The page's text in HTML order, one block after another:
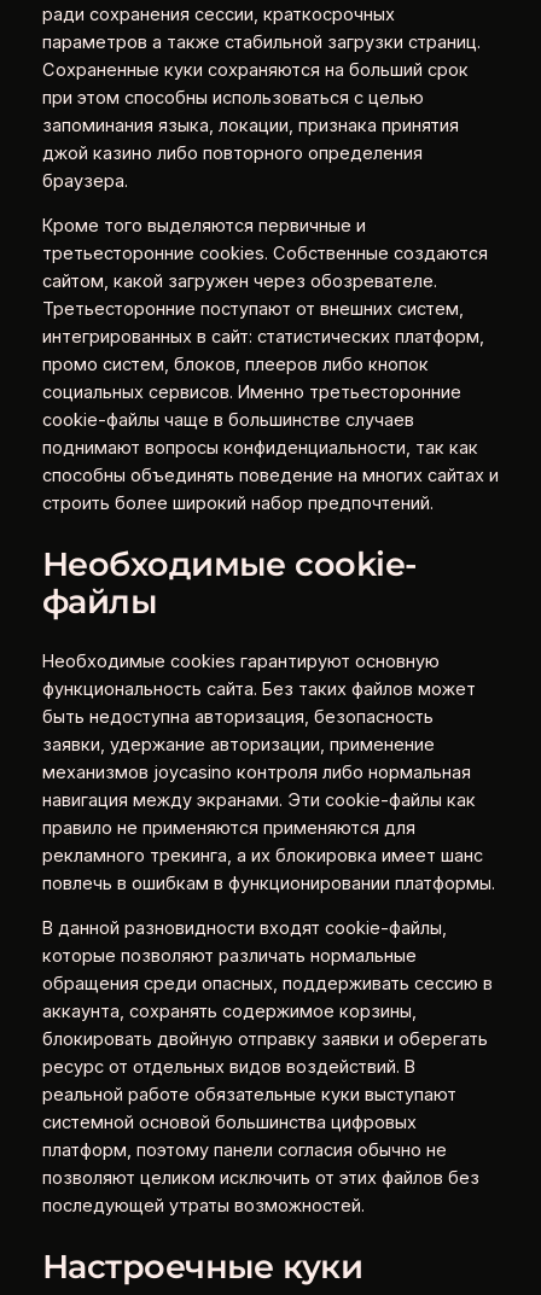
ради сохранения сессии, краткосрочных
параметров а также стабильной загрузки страниц.
Сохраненные куки сохраняются на больший срок
при этом способны использоваться с целью
запоминания языка, локации, признака принятия
джой казино либо повторного определения
браузера.
Кроме того выделяются первичные и
третьесторонние cookies. Собственные создаются
сайтом, какой загружен через обозревателе.
Третьесторонние поступают от внешних систем,
интегрированных в сайт: статистических платформ,
промо систем, блоков, плееров либо кнопок
социальных сервисов. Именно третьесторонние
cookie-файлы чаще в большинстве случаев
поднимают вопросы конфиденциальности, так как
способны объединять поведение на многих сайтах и
строить более широкий набор предпочтений.
Необходимые cookie-
файлы
Необходимые cookies гарантируют основную
функциональность сайта. Без таких файлов может
быть недоступна авторизация, безопасность
заявки, удержание авторизации, применение
механизмов joycasino контроля либо нормальная
навигация между экранами. Эти cookie-файлы как
правило не применяются применяются для
рекламного трекинга, а их блокировка имеет шанс
повлечь в ошибкам в функционировании платформы.
В данной разновидности входят cookie-файлы,
которые позволяют различать нормальные
обращения среди опасных, поддерживать сессию в
аккаунта, сохранять содержимое корзины,
блокировать двойную отправку заявки и оберегать
ресурс от отдельных видов воздействий. В
реальной работе обязательные куки выступают
системной основой большинства цифровых
платформ, поэтому панели согласия обычно не
позволяют целиком исключить от этих файлов без
последующей утраты возможностей.
Настроечные куки